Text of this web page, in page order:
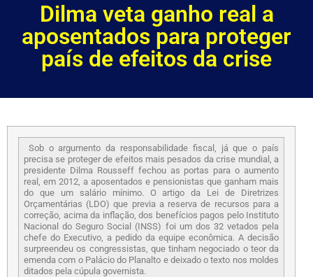
Dilma veta ganho real a
aposentados para proteger
país de efeitos da crise
Sob o argumento da responsabilidade fiscal, já que o país
precisa se proteger de efeitos mais pesados da crise mundial, a
presidente Dilma Rousseff fechou as portas para o aumento
real, em 2012, a aposentados e pensionistas que ganham mais
do que um salário mínimo. O artigo da Lei de Diretrizes
Orçamentárias (LDO) que previa a reserva de recursos para a
correção, acima da inflação, dos benefícios pagos pelo Instituto
Nacional do Seguro Social (INSS) foi um dos 32 vetados pela
chefe do Executivo, a pedido da equipe econômica. A decisão
surpreendeu os congressistas, que tinham negociado o teor da
emenda com o Palácio do Planalto e deixado o texto nos moldes
ditados pela cúpula governista.